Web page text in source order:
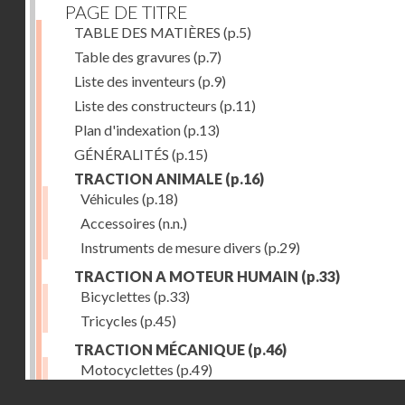
PAGE DE TITRE
TABLE DES MATIÈRES (p.5)
Table des gravures (p.7)
Liste des inventeurs (p.9)
Liste des constructeurs (p.11)
Plan d'indexation(p.13)
GÉNÉRALITÉS (p.15)
TRACTION ANIMALE (p.16)
Véhicules (p.18)
Accessoires (n.n.)
Instruments de mesure divers (p.29)
TRACTION A MOTEUR HUMAIN (p.33)
Bicyclettes (p.33)
Tricycles (p.45)
TRACTION MÉCANIQUE (p.46)
Motocyclettes (p.49)